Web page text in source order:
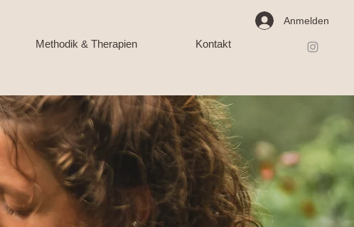
Anmelden
Methodik & Therapien Kontakt